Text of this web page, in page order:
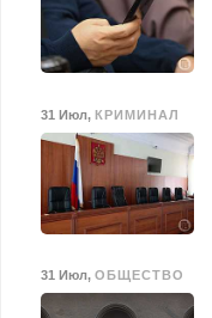
31 Июл, КРИМИНАЛ
31 Июл, ОБЩЕСТВО